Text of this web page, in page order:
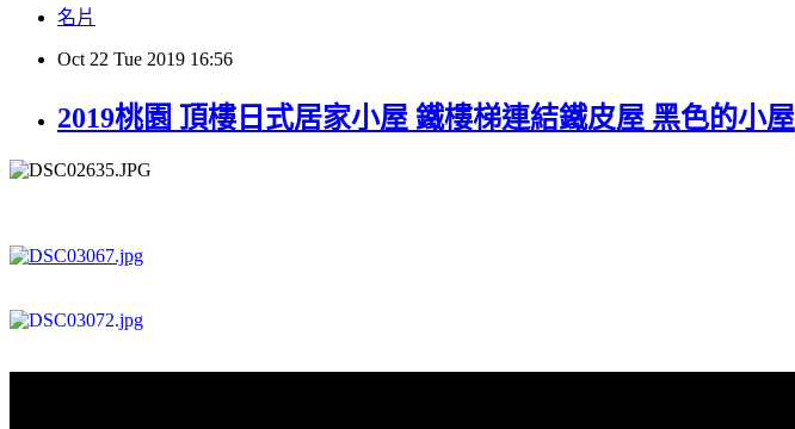
名片
Oct 22 Tue 2019 16:56
2019桃園 頂樓日式居家小屋 鐵樓梯連結鐵皮屋 黑色的小屋